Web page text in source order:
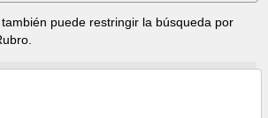
puede restringir la búsqueda por